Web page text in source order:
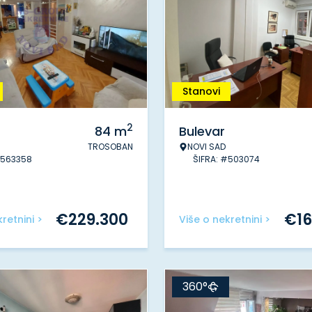
84 m2
TROSOBAN
> €229.300
Stanovi
Bulevar
NOVI SAD
ŠIFRA: #503074
Više o nekretnini > €
360°